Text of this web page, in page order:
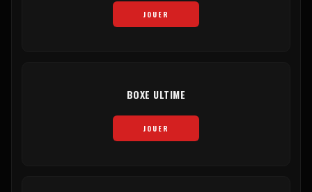
JOUER
BOXE ULTIME
JOUER